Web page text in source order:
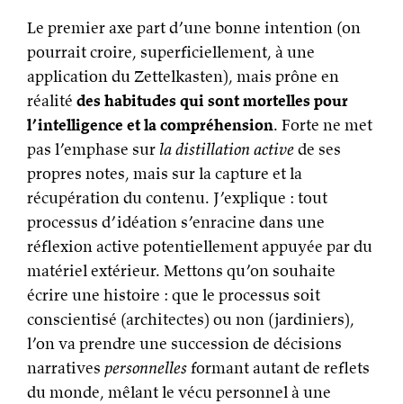
Le premier axe part d’une bonne intention (on
pourrait croire, superficiellement, à une
application du Zettelkasten), mais prône en
réalité des habitudes qui sont mortelles pour
l’intelligence et la compréhension. Forte ne met
pas l’emphase sur la distillation activede ses
propres notes, mais sur la capture et la
récupération du contenu. J’explique : tout
processus d’idéation s’enracine dans une
réflexion active potentiellement appuyée par du
matériel extérieur. Mettons qu’on souhaite
écrire une histoire : que le processus soit
conscientisé (architectes) ou non (jardiniers),
l’on va prendre une succession de décisions
narratives personnellesformant autant de reflets
du monde, mêlant le vécu personnel à une